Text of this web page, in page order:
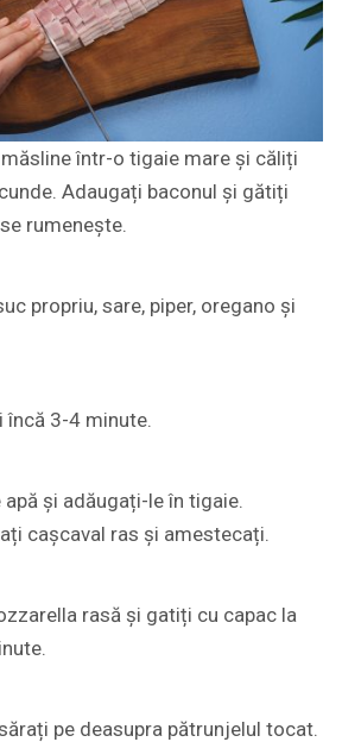
într-o tigaie mare și căliți
Adaugați baconul și gătiți
rumenește.
propriu, sare, piper, oregano și
3-4 minute.
și adăugați-le în tigaie.
cașcaval ras și amestecați.
rasă și gatiți cu capac la
pe deasupra pătrunjelul tocat.